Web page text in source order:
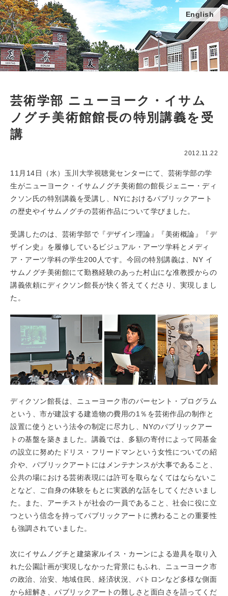
English
芸術学部 ニューヨーク・イサム
ノグチ美術館館長の特別講義を受
講
2012.11.22
11月14日（水）玉川大学視聴覚センターにて、芸術学部の学
生がニューヨーク・イサムノグチ美術館の館長ジェニー・ディ
クソン氏の特別講義を受講し、NYにおけるパブリックアート
の歴史やイサムノグチの芸術作品について学びました。
受講したのは、芸術学部で『デザイン理論』『美術概論』『デ
ザイン史』を履修しているビジュアル・アーツ学科とメディ
ア・アーツ学科の学生200人です。今回の特別講義は、NY イ
サムノグチ美術館にて勤務経験のあった村山にな准教授からの
講義依頼にディクソン館長が快く答えてくださり、実現しまし
た。
ディクソン館長は、ニューヨーク市のパーセント・プログラム
という、市が建設する建造物の費用の1％を芸術作品の制作と
設置に使うという法令の制定に尽力し、NYのパブリックアー
トの基盤を築きました。講義では、多額の寄付によって同基金
の設立に努めたドリス・フリードマンという女性についての紹
介や、パブリックアートにはメンテナンスが大事であること、
公共の場における芸術表現には許可を取らなくてはならないこ
となど、ご自身の体験をもとに実践的な話をしてくださいまし
た。また、アーチストが社会の一員であること、社会に役に立
つという信念を持ってパブリックアートに携わることの重要性
も強調されていました。
次にイサムノグチと建築家ルイス・カーンによる遊具を取り入
れた公園計画が実現しなかった背景にもふれ、ニューヨーク市
の政治、治安、地域住民、経済状況、パトロンなど多様な側面
から紐解き、パブリックアートの難しさと面白さを語ってくだ